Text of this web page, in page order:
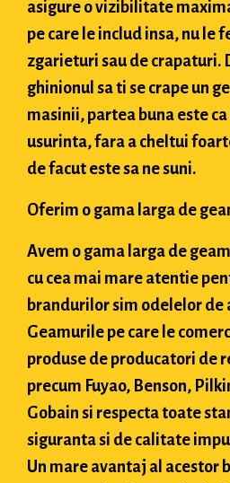
asigure o vizibilitate
pe care le includ insa, nu le
zgarieturi sau de crapaturi.
ghinionul sa ti se crape un
masinii, partea buna este
usurinta, fara a cheltui
de facut este sa ne suni.
Oferim o gama larga de
Avem o gama larga de
cu cea mai mare atentie
brandurilor sim odelelor de
Geamurile pe care le
produse de producatori de
precum Fuyao, Benson,
Gobain si respecta toate
siguranta si de calitate
Un mare avantaj al acestor